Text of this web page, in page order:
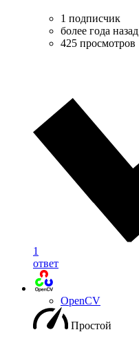
1 подписчик
более года назад
425 просмотров
1
ответ
OpenCV
Простой